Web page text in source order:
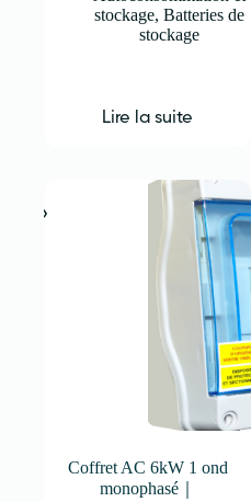
stockage, Batteries de
stockage
Lire la suite
Coffret AC 6kW 1 ond
monophasé｜